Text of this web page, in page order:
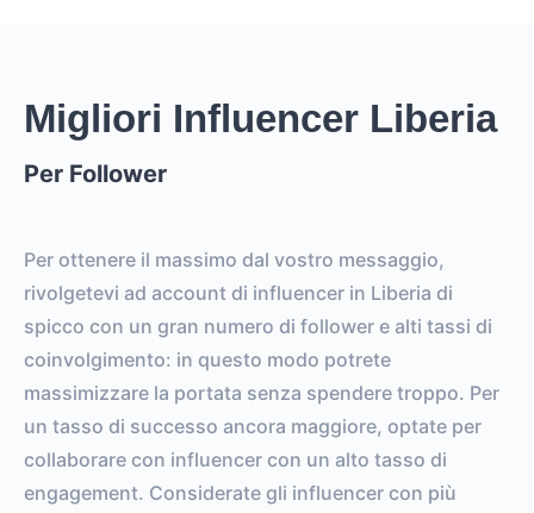
Migliori Influencer Liberia
Per Follower
Per ottenere il massimo dal vostro messaggio,
rivolgetevi ad account di influencer in Liberia di
spicco con un gran numero di follower e alti tassi di
coinvolgimento: in questo modo potrete
massimizzare la portata senza spendere troppo. Per
un tasso di successo ancora maggiore, optate per
collaborare con influencer con un alto tasso di
engagement. Considerate gli influencer con più